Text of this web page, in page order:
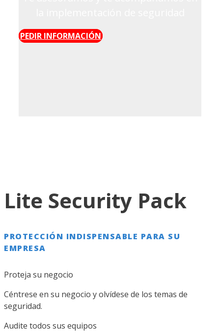
PEDIR INFORMACIÓN
Lite Security Pack
PROTECCIÓN INDISPENSABLE PARA SU
EMPRESA
Proteja su negocio
Céntrese en su negocio y olvídese de los temas de
seguridad.
Audite todos sus equipos